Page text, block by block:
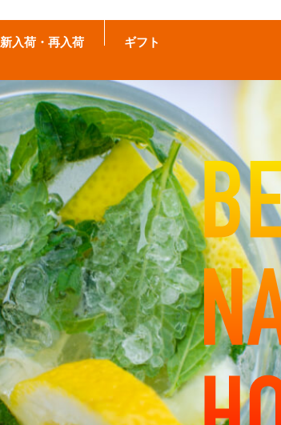
新入荷・再入荷 ギフト